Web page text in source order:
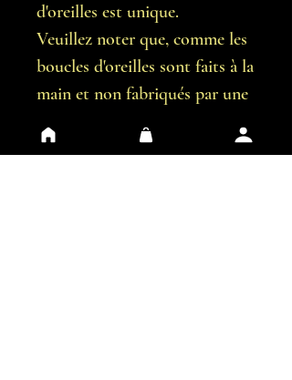
d'oreilles est unique.
Veuillez noter que, comme les
boucles d'oreilles sont faits à la
main et non fabriqués par une
machine, il est possible qu'il y
ait de légères imperfections.